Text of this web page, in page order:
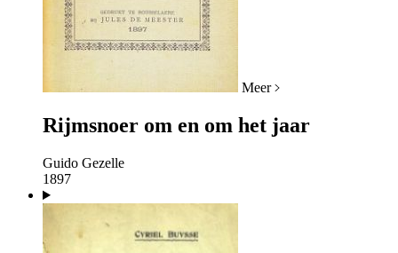
Meer
Rijmsnoer om en om het jaar
Guido Gezelle
1897